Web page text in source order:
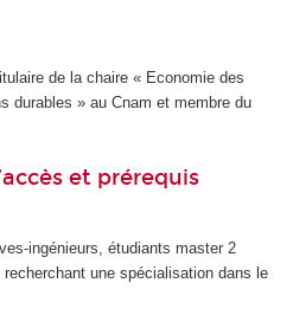
de la chaire « Economie des
durables » au Cnam et membre du
et prérequis
ingénieurs, étudiants master 2
une spécialisation dans le